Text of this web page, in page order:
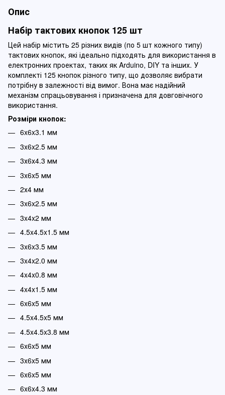
Опис
Набір тактових кнопок 125 шт
Цей набір містить 25 різних видів (по 5 шт кожного типу)
тактових кнопок, які ідеально підходять для використання в
електронних проектах, таких як Arduino, DIY та інших. У
комплекті 125 кнопок різного типу, що дозволяє вибрати
потрібну в залежності від вимог. Вона має надійний
механізм спрацьовування і призначена для довговічного
використання.
Розміри кнопок:
6x6x3.1 мм
3x6x2.5 мм
3х6х4.3 мм
3x6x5 мм
2х4 мм
3x6x2.5 мм
3x4x2 мм
4.5x4.5x1.5 мм
3x6x3.5 мм
3x4x2.0 мм
4x4x0.8 мм
4x4x1.5 мм
6x6x5 мм
4.5x4.5x5 мм
4.5x4.5x3.8 мм
6x6x5 мм
3x6x5 мм
6x6x5 мм
6x6x4.3 мм